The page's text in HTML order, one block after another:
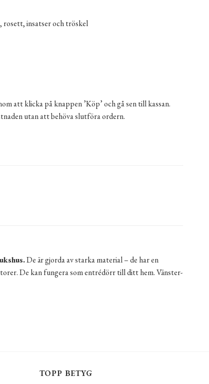
rosett, insatser och tröskel
att klicka på knappen ’Köp’ och gå sen till kassan.
utan att behöva slutföra ordern.
mängd
De är gjorda av starka material – de har en
De kan fungera som entrédörr till ditt hem. Vänster-
TOPP BETYG